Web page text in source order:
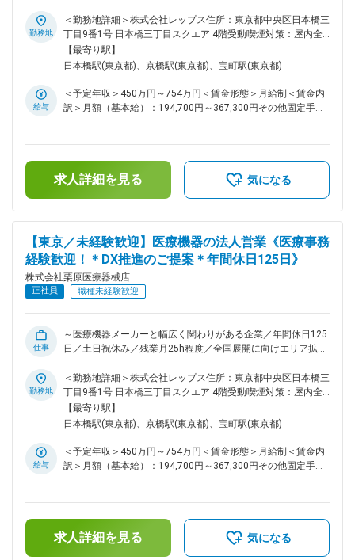
は、関東トップクラスの売上を誇る、創業70年以上の医療機
器商社の子会社として新たに設立された、医療メーカー向けの
営業支援専門企業となります。※ ■はじめに： 整形外科（ジョ
イント領域）製品を扱う医療機器メーカーの営業担当として、
動を行っていただきます。 単なる製品販売ではなく、手術立
ち会い・製品導入支援・医師との関係構築 を通じて、担当製
・医師・看護師・臨床スタッフへの製品説明、使用サポート
・人工関節手術等への立ち会い ・ディーラーとの協業による
販売促進 ・既存施設のフォロー、新規施設への導入提案 ・市
場情報の収集、メーカー・社内へのフィードバック ■組織構
ります。 ■当社について： ・当社は関東でトップクラスのシ
ェアを持つ総合医療商社です。扱っていない製品がないほどの
ラインナップで、「栗原に頼めばなんでも用意できる」という
ブランドがあります。 ・トップシェアを取ることができた要
因は当社独自の営業スタイルです。医療機関を広くカバーし病
院との窓口となる「エリア営業」、特定分野のスペシャリスト
3つに営業部隊を分けることによって的確に顧客のニーズに対
応することができます。 ・東証プライム上場のメディアスホ
設立60年を超えてもなお成長し続ける企業です。 変更の範
囲：会社の定める業務
勤務地
＜勤務地詳細＞株式会社レップス住所：東京都中央区日本橋三
丁目9番1号 日本橋三丁目スクエア 4階受動喫煙対策：屋内全
面禁煙変更の範囲：会社の定める事業所
【最寄り駅】
日本橋駅(東京都)、京橋駅(東京都)、宝町駅(東京都)
給与
＜予定年収＞450万円～754万円＜賃金形態＞月給制＜賃金内
訳＞月額（基本給）：194,700円～367,300円その他固定手当/
手当を含む）＜昇給有無＞有＜残業手当＞有＜給与補足＞■昇
給：年1回（9月）■賞与：年2回（6月、12月）賃金はあくま
でも目安の金額であり、選考を通じて上下する可能性がありま
求人詳細を見る 気になる
【東京／未経験歓迎】医療機器の法人営業《医療事務
経験歓迎！＊DX推進のご提案＊年間休日125日》
株式会社栗原医療器械店
正社員 職種未経験歓迎
仕事
～医療機器メーカーと幅広く関わりがある企業／年間休日125
日／土日祝休み／残業月25h程度／全国展開に向けエリア拡大
は、関東トップクラスの売上を誇る、創業70年以上の医療機
器商社の子会社として新たに設立された、医療メーカー向けの
営業支援専門企業となります。※ ■はじめに： 当社は営業代行
のプロフェッショナルとして、医療現場のDX化を強力に推進
見を活かし、ITの力で病院・クリニックの事務作業を効率化す
るメンバーを募集します。 営業経験の有無は問いません。医
院・クリニックへのDXソリューション提案営業 ・医事課・事
務長・院長へのヒアリングによる業務課題の把握 ・医療事
務、レセプト、受付業務に関する課題整理と改善提案 ・ITツ
ール導入に向けた運用フローの設計・説明 ・導入後のフォロ
勤務地
＜勤務地詳細＞株式会社レップス住所：東京都中央区日本橋三
丁目9番1号 日本橋三丁目スクエア 4階受動喫煙対策：屋内全
面禁煙変更の範囲：会社の定める事業所
【最寄り駅】
日本橋駅(東京都)、京橋駅(東京都)、宝町駅(東京都)
給与
＜予定年収＞450万円～754万円＜賃金形態＞月給制＜賃金内
訳＞月額（基本給）：194,700円～367,300円その他固定手当/
手当を含む）＜昇給有無＞有＜残業手当＞有＜給与補足＞■昇
給：年1回（9月）■賞与：年2回（6月、12月）賃金はあくま
でも目安の金額であり、選考を通じて上下する可能性がありま
求人詳細を見る 気になる